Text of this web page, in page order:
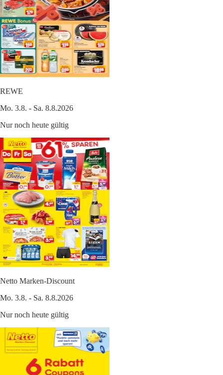
REWE
Mo. 3.8. - Sa. 8.8.2026
Nur noch heute gültig
Netto Marken-Discount
Mo. 3.8. - Sa. 8.8.2026
Nur noch heute gültig